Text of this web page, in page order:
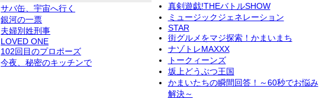
サバ缶、宇宙へ行く
銀河の一票
夫婦別姓刑事
LOVED ONE
102回目のプロポーズ
今夜、秘密のキッチンで
真剣遊戯!THEバトルSHOW
ミュージックジェネレーション
STAR
街グルメをマジ探索！かまいまち
ナゾトレMAXXX
トークィーンズ
坂上どうぶつ王国
かまいたちの瞬間回答！～60秒でお悩み
解決～